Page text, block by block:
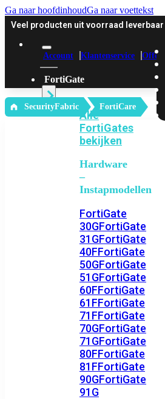
Ga naar hoofdinhoudGa naar voettekst
Veel producten uit voorraad leverbaar
Account Klantenservice Offerte
FortiGate
Alle
FortiGates
bekijken
Hardware
–
Instapmodellen
FortiGate
30GFortiGate
31GFortiGate
40FFortiGate
50GFortiGate
51GFortiGate
60FFortiGate
61FFortiGate
71FFortiGate
70GFortiGate
71GFortiGate
80FFortiGate
81FFortiGate
90GFortiGate
91G
‎ SecurityFabric FortiCare